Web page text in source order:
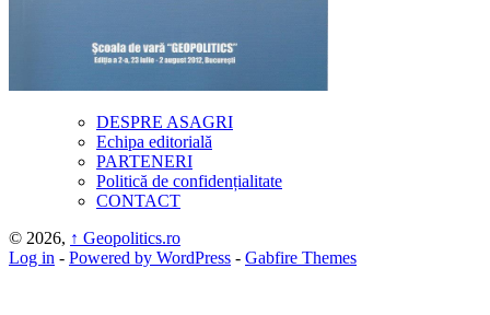
DESPRE ASAGRI
Echipa editorială
PARTENERI
Politică de confidențialitate
CONTACT
© 2026, ↑ Geopolitics.ro
Log in - Powered by WordPress - Gabfire Themes